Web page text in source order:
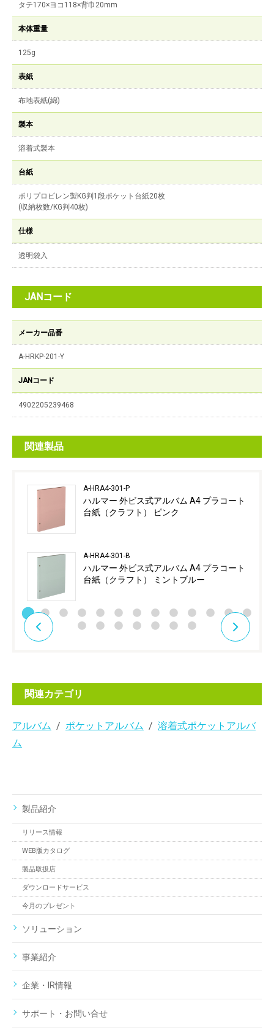
タテ170×ヨコ118×背巾20mm
本体重量
125g
表紙
布地表紙(綿)
製本
溶着式製本
台紙
ポリプロピレン製KG判1段ポケット台紙20枚
(収納枚数/KG判40枚)
仕様
透明袋入
JANコード
メーカー品番
A-HRKP-201-Y
JANコード
4902205239468
関連製品
A-HRA4-301-P
ハルマー 外ビス式アルバム A4 プラコート
台紙（クラフト） ピンク
A-HRA4-301-B
ハルマー 外ビス式アルバム A4 プラコート
台紙（クラフト） ミントブルー
関連カテゴリ
アルバム ポケットアルバム
溶着式ポケットアルバ
ム
製品紹介
リリース情報
WEB版カタログ
製品取扱店
ダウンロードサービス
今月のプレゼント
ソリューション
事業紹介
企業・IR情報
サポート・お問い合せ